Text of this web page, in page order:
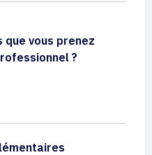
vous prenez
?